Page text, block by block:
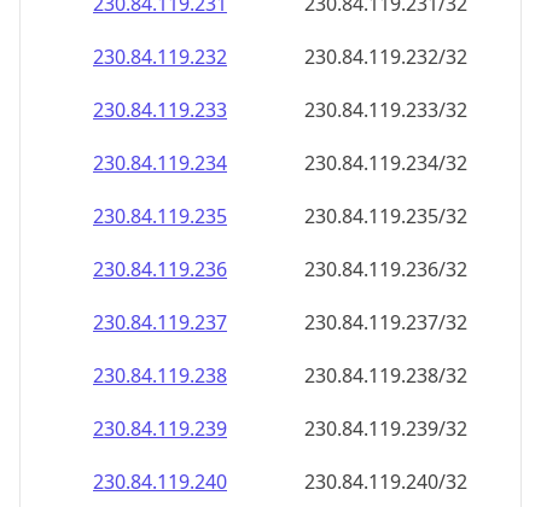
230.84.119.232
230.84.119.232/32
230.84.119.233
230.84.119.233/32
230.84.119.234
230.84.119.234/32
230.84.119.235
230.84.119.235/32
230.84.119.236
230.84.119.236/32
230.84.119.237
230.84.119.237/32
230.84.119.238
230.84.119.238/32
230.84.119.239
230.84.119.239/32
230.84.119.240
230.84.119.240/32